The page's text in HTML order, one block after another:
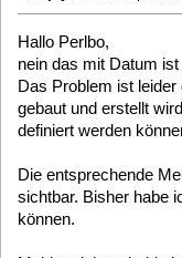
Gesendet von iPhone mit
P3f Posts: 1470
«Reply #11 on:September
Servus Perlbo,